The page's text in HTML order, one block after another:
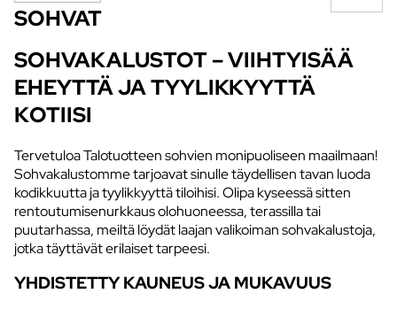
SOHVAT
SOHVAKALUSTOT – VIIHTYISÄÄ
EHEYTTÄ JA TYYLIKKYYTTÄ
KOTIISI
Tervetuloa Talotuotteen sohvien monipuoliseen maailmaan!
Sohvakalustomme tarjoavat sinulle täydellisen tavan luoda
kodikkuutta ja tyylikkyyttä tiloihisi. Olipa kyseessä sitten
rentoutumisenurkkaus olohuoneessa, terassilla tai
puutarhassa, meiltä löydät laajan valikoiman sohvakalustoja,
jotka täyttävät erilaiset tarpeesi.
YHDISTETTY KAUNEUS JA MUKAVUUS